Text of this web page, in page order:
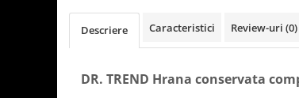
Descriere Caracteristici Review-uri (0)
DR. TREND Hrana conservata